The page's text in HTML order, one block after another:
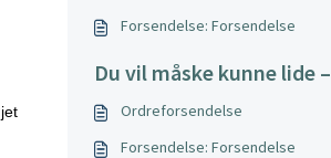
Forsendelse: Forsendelse
Du vil måske kunne lide –
Ordreforsendelse
Forsendelse: Forsendelse